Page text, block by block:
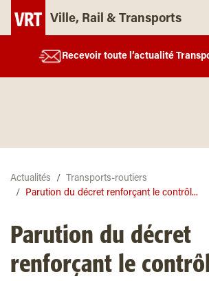
Ville, Rail & Transports
Recevoir toute l’actualité
Actualités
Transports-routiers
Parution du décret renforçant le contrôl...
Parution du décret
renforçant le